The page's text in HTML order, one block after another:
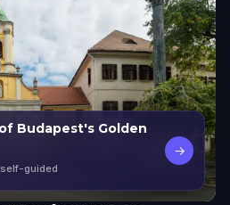
Budapest's Golden
self-guided
→